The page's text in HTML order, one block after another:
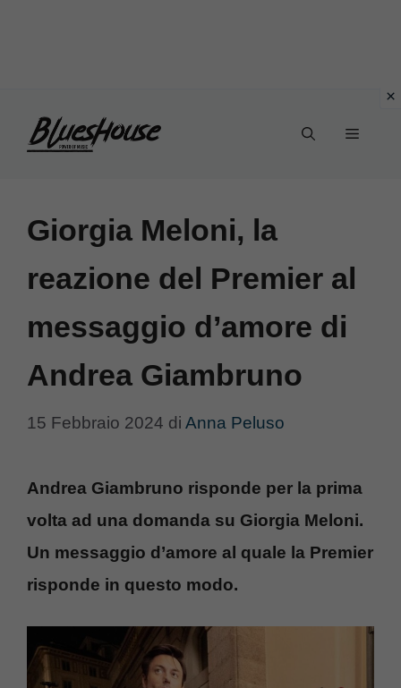
Menu
Giorgia Meloni, la
reazione del Premier al
messaggio d’amore di
Andrea Giambruno
15 Febbraio 2024 di Anna Peluso
Andrea Giambruno risponde per la prima
volta ad una domanda su Giorgia Meloni.
Un messaggio d’amore al quale la Premier
risponde in questo modo.